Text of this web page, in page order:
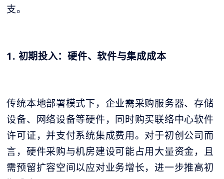
支。
1. 初期投入：硬件、软件与集成成本
传统本地部署模式下，企业需采购服务器、存储
设备、网络设备等硬件，同时购买联络中心软件
许可证，并支付系统集成费用。对于初创公司而
言，硬件采购与机房建设可能占用大量资金，且
需预留扩容空间以应对业务增长，进一步推高初